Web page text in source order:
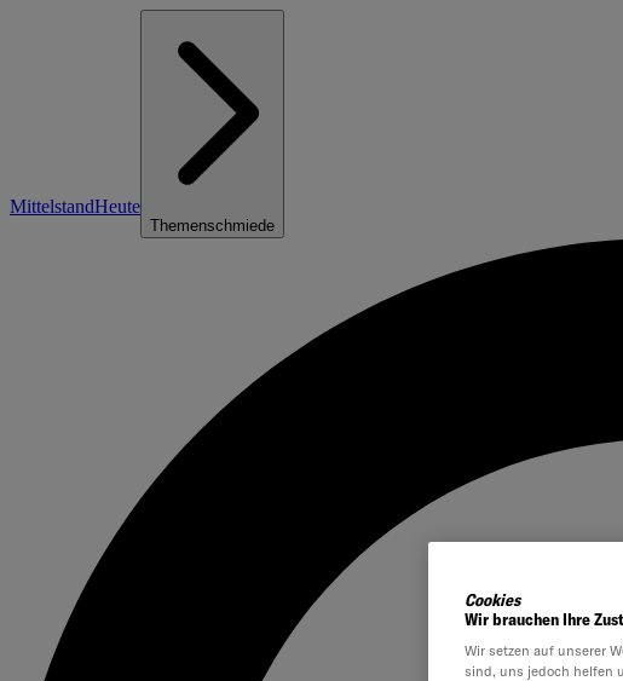
MittelstandHeute
Themenschmiede
Cookies
Wir brauchen Ihre
Wir setzen auf unserer
sind, uns jedoch helfen